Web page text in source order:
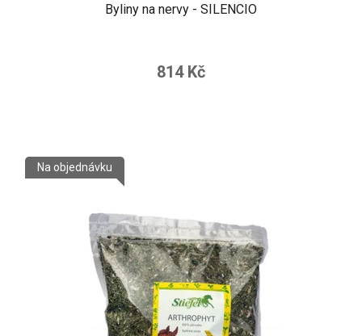
Byliny na nervy - SILENCIO
814 Kč
Na objednávku